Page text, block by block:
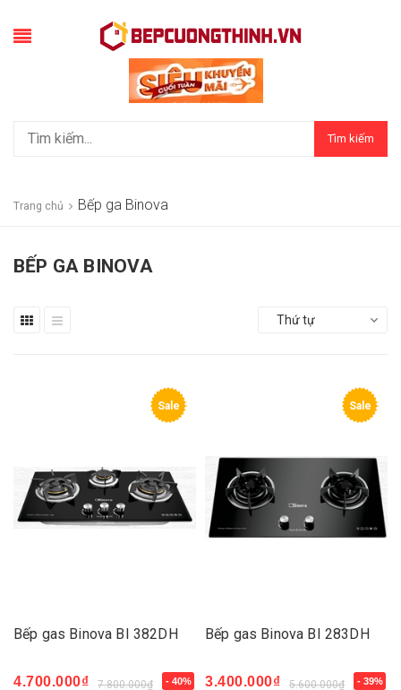
Tìm kiếm
Trang chủ Bếp ga Binova
BẾP GA BINOVA
Thứ tự
Sale
Bếp gas Binova BI 382DH
4.700.000₫ 7.800.000₫ - 40%
Sale
Bếp gas Binova BI 283DH
3.400.000₫ 5.600.000₫ - 39%